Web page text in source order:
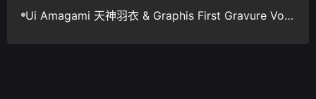
「イケナイ淑女 Vol.2」
Ui Amagami 天神羽衣 & Graphis First Gravure Vol.1